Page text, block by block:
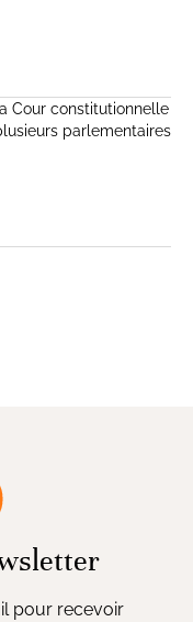
Cour constitutionnelle
parlementaires
pour recevoir